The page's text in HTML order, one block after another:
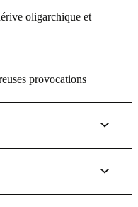
oligarchique et
provocations